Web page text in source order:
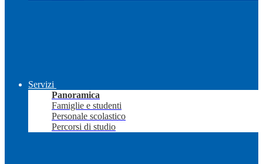
Servizi
Panoramica
Famiglie e studenti
Personale scolastico
Percorsi di studio